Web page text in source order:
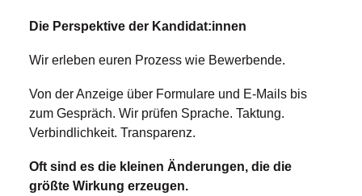
Die Perspektive der Kandidat:innen
Wir erleben euren Prozess wie Bewerbende.
Von der Anzeige über Formulare und E-Mails bis
zum Gespräch. Wir prüfen Sprache. Taktung.
Verbindlichkeit. Transparenz.
Oft sind es die kleinen Änderungen, die die
größte Wirkung erzeugen.